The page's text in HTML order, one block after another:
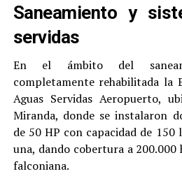
Saneamiento y
servidas
En el ámbito del
completamente rehabilitada la
Aguas Servidas Aeropuerto,
Miranda, donde se instalaron
de 50 HP con capacidad de
una, dando cobertura a
falconiana.